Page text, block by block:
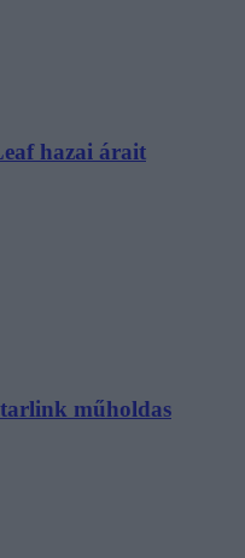
hazai árait
műholdas